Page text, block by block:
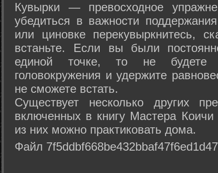
Кувырки — превосходное
убедиться в важности
или циновке перекувыркнитесь,
встаньте. Если вы были
единой точке, то не будете
головокружения и удержите
не сможете встать.
Существует несколько других
включенных в книгу Мастера
из них можно практиковать дома.
Файл